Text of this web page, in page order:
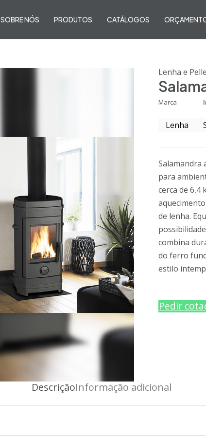
SOBRE NÓS PRODUTOS CATÁLOGOS
Lenha e
Marca
Lenha
Salamandra
para
cerca de 6,4
de lenha.
combina
do ferro
estilo
Pedir
DescriçãoInformação adicional